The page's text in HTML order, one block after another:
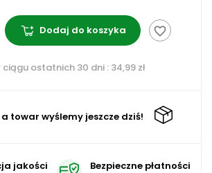
Dodaj do koszyka favorite_border
ciągu ostatnich 30 dni : 34,99 zł
a towar wyślemy jeszcze dziś!
jakości Bezpieczne płatności